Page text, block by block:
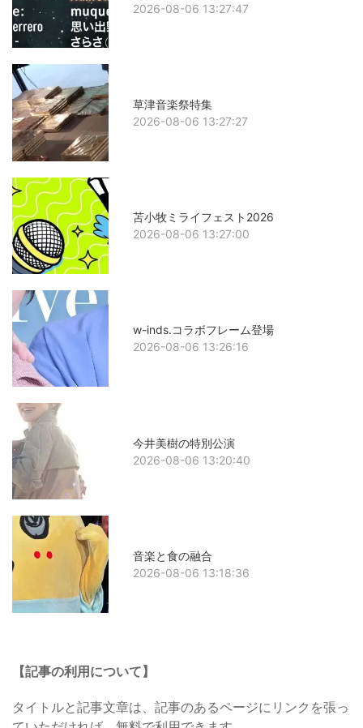
2026-08-06 13:27:47
草津音楽祭特集
2026-08-06 13:27:27
苫小牧ミライフェスト2026
2026-08-06 13:27:00
w-inds.コラボフレーム登場
2026-08-06 13:26:16
今井美樹の特別公演
2026-08-06 13:20:40
音楽と食の融合
2026-08-06 13:18:36
【記事の利用について】
タイトルと記事文章は、記事のあるページにリンクを張っ